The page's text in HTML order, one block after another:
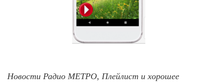
Новости Радио МЕТРО, Плейлист и хорошее